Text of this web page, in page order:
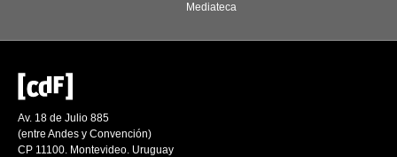
Mediateca
Av. 18 de Julio 885
(entre Andes y Convención)
CP 11100. Montevideo. Uruguay